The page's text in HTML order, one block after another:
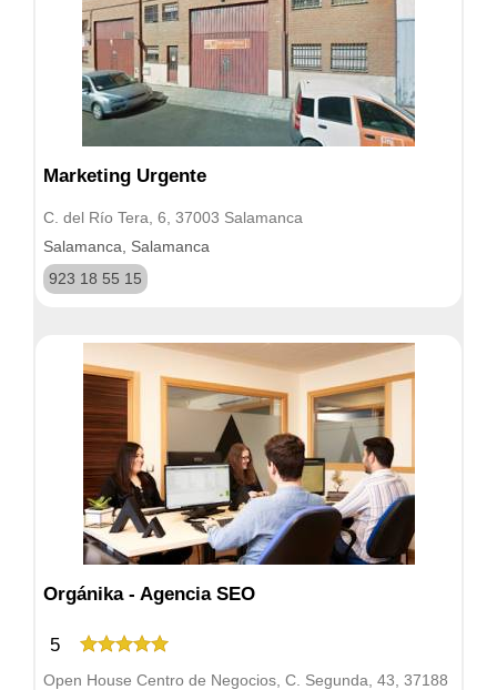
Marketing Urgente
C. del Río Tera, 6, 37003 Salamanca
Salamanca, Salamanca
923 18 55 15
Orgánika - Agencia SEO
5
Open House Centro de Negocios, C. Segunda, 43, 37188